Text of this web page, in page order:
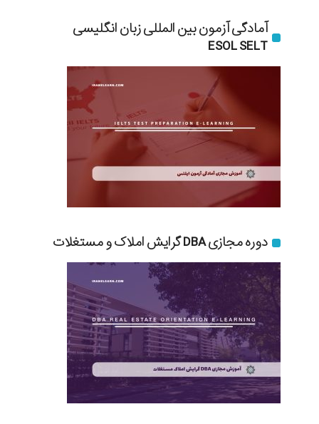
آمادگی آزمون بین المللی زبان انگلیسی
ESOL SELT
دوره مجازی DBA گرایش املاک و مستغلات